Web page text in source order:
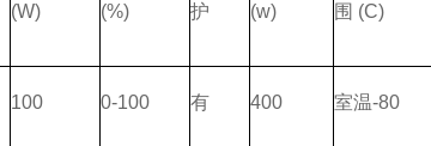
(W)
(%)
护
(w)
围 (C)
100 0-100 有 400 室温-80